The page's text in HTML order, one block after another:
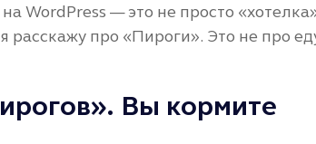
WordPress — это не просто
расскажу про «Пироги». Это не про
Вы кормите